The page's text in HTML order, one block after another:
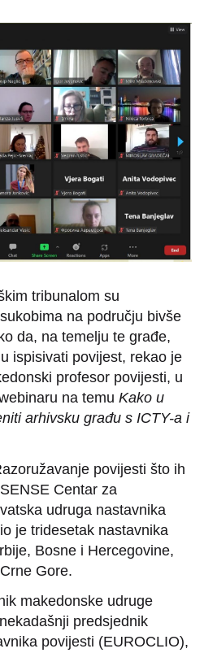
tribunalom su
na području bivše
da, na temelju te građe,
ispisivati povijest, rekao je
profesor povijesti, u
na temu Kako u
arhivsku građu s ICTY-a i
povijesti što ih
Centar za
udruga nastavnika
je tridesetak nastavnika
Bosne i Hercegovine,
Gore.
makedonske udruge
predsjednik
povijesti (EUROCLIO),